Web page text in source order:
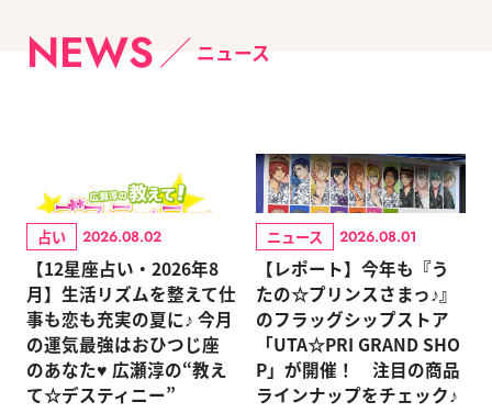
NEWS ニュース
占い 2026.08.02
【12星座占い・2026年8
月】生活リズムを整えて仕
事も恋も充実の夏に♪ 今月
の運気最強はおひつじ座
のあなた♥ 広瀬淳の“教え
て☆デスティニー”
ニュース 2026.08.01
【レポート】今年も『う
たの☆プリンスさまっ♪』
のフラッグシップストア
「UTA☆PRI GRAND SHO
P」が開催！ 注目の商品
ラインナップをチェック♪